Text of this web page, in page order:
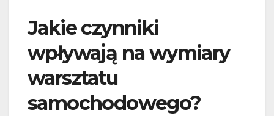
Jakie czynniki
wpływają na wymiary
warsztatu
samochodowego?